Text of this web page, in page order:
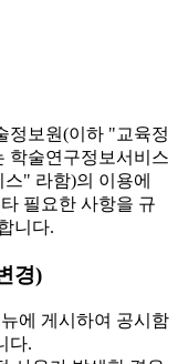
정보원(이하 "교육정
학술연구정보서비스
" 라함)의 이용에
필요한 사항을 규
니다.
경)
에 게시하여 공시함
다.